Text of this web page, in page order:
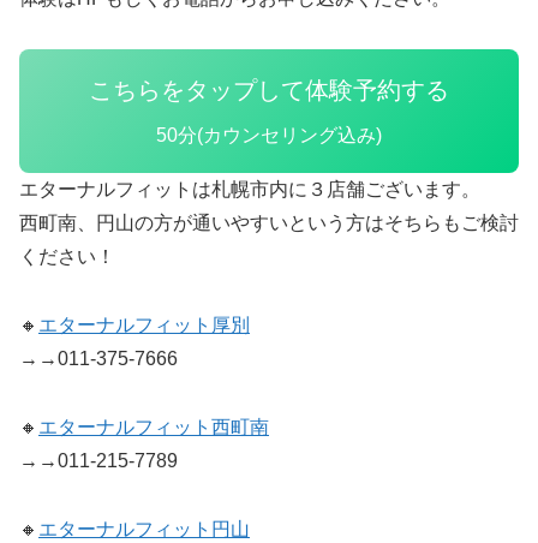
こちらをタップして体験予約する
50分(カウンセリング込み)
エターナルフィットは札幌市内に３店舗ございます。
西町南、円山の方が通いやすいという方はそちらもご検討
ください！
🔸 エターナルフィット厚別
→→011-375-7666
🔸 エターナルフィット西町南
→→011-215-7789
🔸 エターナルフィット円山